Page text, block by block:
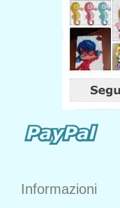
Informazioni